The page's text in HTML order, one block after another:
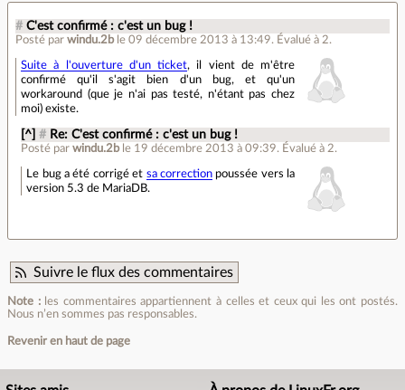
# C'est confirmé : c'est un bug !
Posté par windu.2b le 09 décembre 2013 à 13:49. Évalué à 2.
Suite à l'ouverture d'un ticket, il vient de m'être
confirmé qu'il s'agit bien d'un bug, et qu'un
workaround (que je n'ai pas testé, n'étant pas chez
moi) existe.
[^] # Re: C'est confirmé : c'est un bug !
Posté parwindu.2b le 19 décembre 2013 à 09:39. Évalué à 2.
Le bug a été corrigé et sa correctionpoussée vers la
version 5.3 de MariaDB.
Suivre le flux des commentaires
Note :les commentaires appartiennent à celles et ceux qui les ont postés.
Nous n’en sommes pas responsables.
Revenir en haut de page